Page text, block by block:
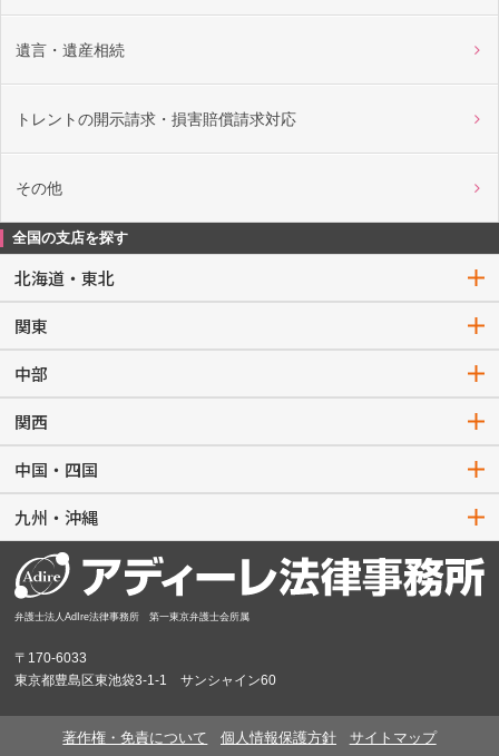
遺言・遺産相続
トレントの開示請求・損害賠償請求対応
その他
全国の支店を探す
北海道・東北
関東
中部
関西
中国・四国
九州・沖縄
弁護士法人AdIre法律事務所 第一東京弁護士会所属
〒170-6033
東京都豊島区東池袋3-1-1 サンシャイン60
著作権・免責について 個人情報保護方針 サイトマップ